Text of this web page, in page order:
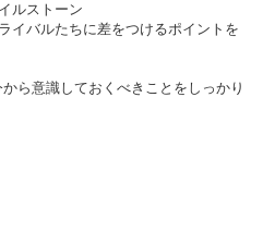
ルストーン
イバルたちに差をつけるポイントを
ら意識しておくべきことをしっかり